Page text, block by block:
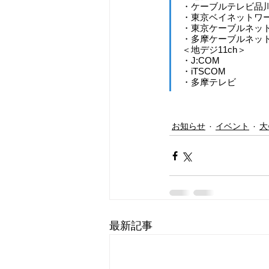
・ケーブルテレビ品川
・東京ベイネットワ
・東京ケーブルネッ
・多摩ケーブルネッ
＜地デジ11ch＞
・J:COM
・iTSCOM
・多摩テレビ
お知らせ イベント
最新記事